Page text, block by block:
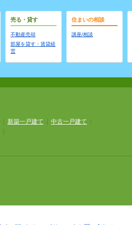
売る・貸す
不動産売却
部屋を貸す・賃貸経
営
住まいの相談
講座/相談
新築一戸建て 中古一戸建て